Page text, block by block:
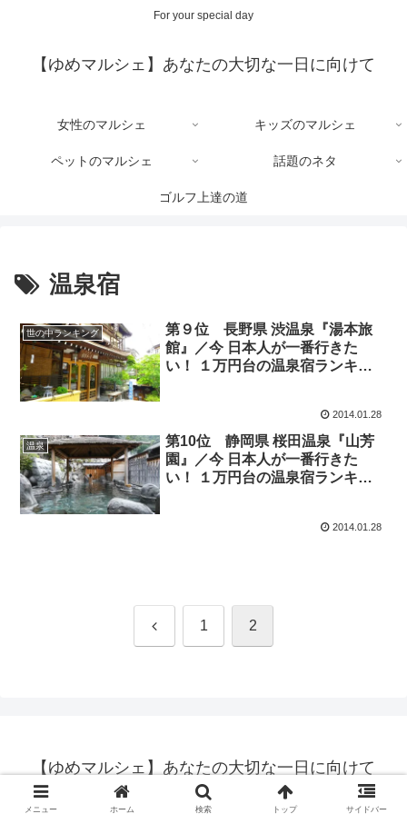
For your special day
【ゆめマルシェ】あなたの大切な一日に向けて
女性のマルシェ キッズのマルシェ
ペットのマルシェ 話題のネタ
ゴルフ上達の道
温泉宿
世の中ランキング
第９位 長野県 渋温泉『湯本旅
館』／今 日本人が一番行きた
い！ １万円台の温泉宿ランキン
2014.01.28
温泉
第10位 静岡県 桜田温泉『山芳
園』／今 日本人が一番行きた
い！ １万円台の温泉宿ランキン
2014.01.28
前 1 2
【ゆめマルシェ】あなたの大切な一日に向けて
© 2014 【ゆめマルシェ】あなたの大切な一日に向けて.
メニュー ホーム 検索 トップ サイドバー